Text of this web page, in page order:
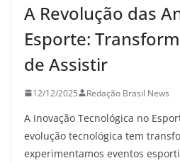
A Revolução das
Esporte:
de Assistir
12/12/2025 Redação Brasil News
A Inovação Tecnológica no
evolução tecnológica tem
experimentamos eventos